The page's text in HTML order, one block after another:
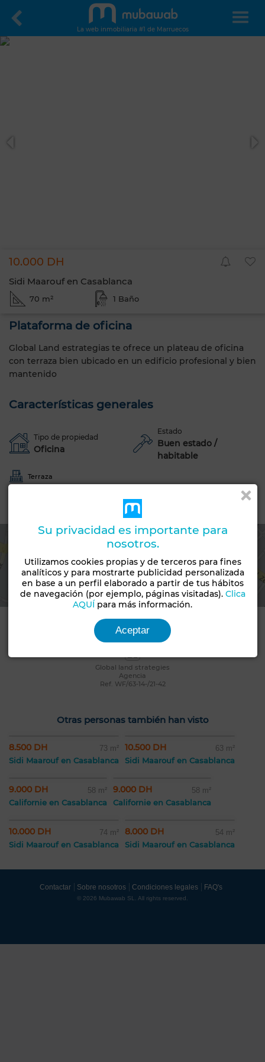
La web inmobiliaria #1 de Marruecos
10.000 DH
Sidi Maarouf en Casablanca
70 m² 1 Baño
Plataforma de oficina
Global Land estrategias te ofrece un plateau de oficina
con terraza bien ubicado en un edificio profesional y bien
mantenido
Características generales
Tipo de propiedad
Oficina
Estado
Buen estado /
habitable
Terraza
Ver el mapa
Datos de contacto
Global land strategies
Agencia
Ref. WF/63-14-/21-42
Otras personas también han visto
8.500 DH 73 m²
Sidi Maarouf en Casablanca
10.500 DH 63 m²
Sidi Maarouf en Casablanca
9.000 DH 58 m²
Californie en Casablanca
9.000 DH 58 m²
Californie en Casablanca
10.000 DH 74 m²
Sidi Maarouf en Casablanca
8.000 DH 54 m²
Sidi Maarouf en Casablanca
Contactar Sobre nosotros Condiciones legales FAQ's
© 2026 Mubawab SL. All rights reserved.
Su privacidad es importante para
nosotros.
Utilizamos cookies propias y de terceros para fines
analíticos y para mostrarte publicidad personalizada
en base a un perfil elaborado a partir de tus hábitos
de navegación (por ejemplo, páginas visitadas). Clica
AQUÍ para más información.
Aceptar